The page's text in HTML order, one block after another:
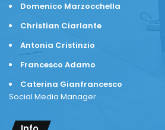
Domenico Marzocchella
Christian Ciarlante
Antonia Cristinzio
Francesco Adamo
Caterina Gianfrancesco
Social Media Manager